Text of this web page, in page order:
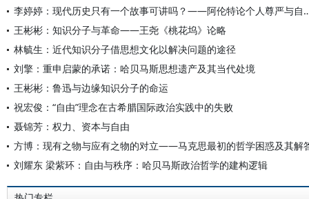
李婷婷：现代历史只有一个故事
王彬彬：知识分子与革命——王尧《桃花坞》论略
林毓生：近代知识分子借思想文化以解决问题的途径
刘擎：重申启蒙的承诺：哈贝马斯思想遗产及其当代处境
王彬彬：鲁迅与边缘知识分子的命运
祝宏俊：“自由”理念在古希腊国际政治实践中的失败
聂锦芳：权力、资本与自由
方博：现有之物与应有之物的对立——马克思最初的哲学困惑及其解
刘耀东 梁紫环：自由与秩序：哈贝马斯政治哲学的建构逻辑